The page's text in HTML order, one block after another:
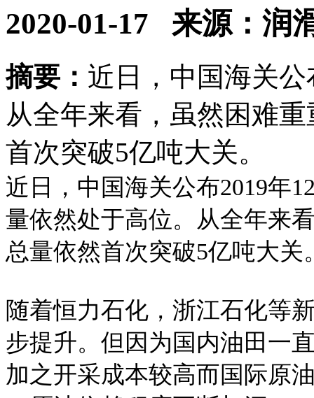
2020-01-17 来源：润
摘要： 近日，中国海关
从全年来看，虽然困难
首次突破5亿吨大关。
近日，中国海关公布2019年
量依然处于高位。从全年来
总量依然首次突破5亿吨大关
随着恒力石化，浙江石化等
步提升。但因为国内油田一
加之开采成本较高而国际原